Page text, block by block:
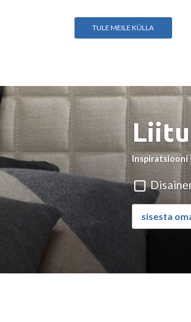
TULE MEILE KÜLLA
Inspiratsiooni